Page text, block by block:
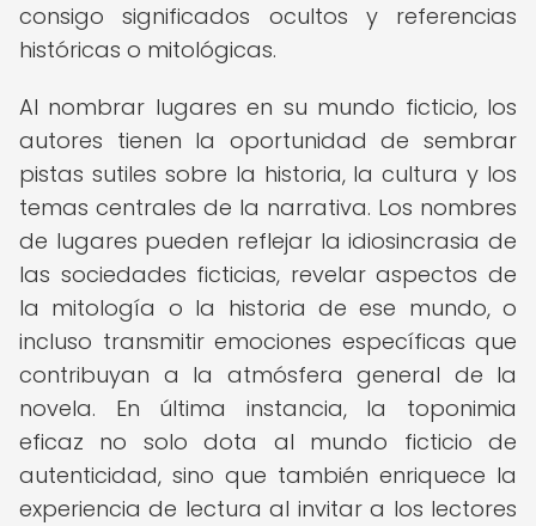
consigo significados ocultos y referencias
históricas o mitológicas.
Al nombrar lugares en su mundo ficticio, los
autores tienen la oportunidad de sembrar
pistas sutiles sobre la historia, la cultura y los
temas centrales de la narrativa. Los nombres
de lugares pueden reflejar la idiosincrasia de
las sociedades ficticias, revelar aspectos de
la mitología o la historia de ese mundo, o
incluso transmitir emociones específicas que
contribuyan a la atmósfera general de la
novela. En última instancia, la toponimia
eficaz no solo dota al mundo ficticio de
autenticidad, sino que también enriquece la
experiencia de lectura al invitar a los lectores